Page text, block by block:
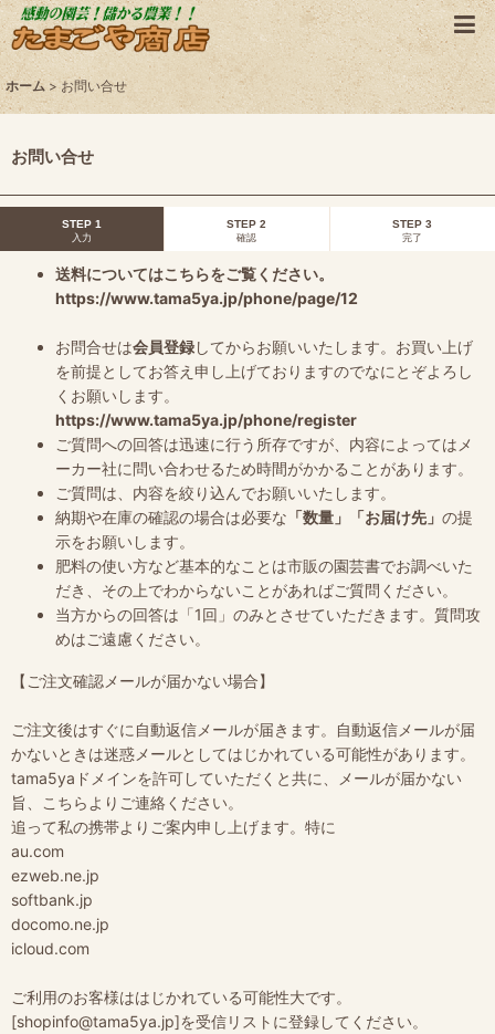
ホーム > お問い合せ
お問い合せ
STEP 1
入力
STEP 2
確認
STEP 3
完了
送料についてはこちらをご覧ください。
https://www.tama5ya.jp/phone/page/12
お問合せは会員登録してからお願いいたします。お買い上げ
を前提としてお答え申し上げておりますのでなにとぞよろし
くお願いします。
https://www.tama5ya.jp/phone/register
ご質問への回答は迅速に行う所存ですが、内容によってはメ
ーカー社に問い合わせるため時間がかかることがあります。
ご質問は、内容を絞り込んでお願いいたします。
納期や在庫の確認の場合は必要な 「数量」「お届け先」 の提
示をお願いします。
肥料の使い方など基本的なことは市販の園芸書でお調べいた
だき、その上でわからないことがあればご質問ください。
当方からの回答は「1回」のみとさせていただきます。質問攻
めはご遠慮ください。
【ご注文確認メールが届かない場合】
ご注文後はすぐに自動返信メールが届きます。自動返信メールが届
かないときは迷惑メールとしてはじかれている可能性があります。
tama5yaドメインを許可していただくと共に、メールが届かない
旨、こちらよりご連絡ください。
追って私の携帯よりご案内申し上げます。特に
au.com
ezweb.ne.jp
softbank.jp
docomo.ne.jp
icloud.com
ご利用のお客様ははじかれている可能性大です。
[shopinfo@tama5ya.jp]を受信リストに登録してください。